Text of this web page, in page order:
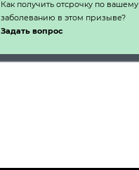
Как получить отсрочку по вашему
заболеванию в этом призыве?
Задать вопрос